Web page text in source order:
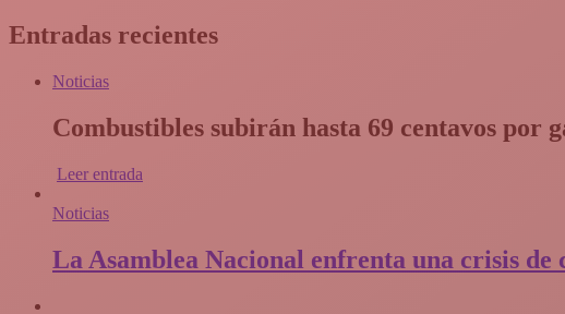
Entradas recientes
Noticias
Combustibles subirán hasta 69 centavos por
Leer entrada
Noticias
La Asamblea Nacional enfrenta una crisis de